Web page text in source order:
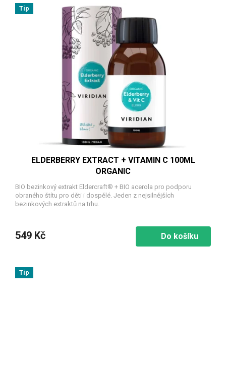
Tip
ELDERBERRY EXTRACT + VITAMIN C 100ML
ORGANIC
BIO bezinkový extrakt Eldercraft® + BIO acerola pro podporu
obraného štítu pro děti i dospělé. Jeden z nejsilnějších
bezinkových extraktů na trhu.
549 Kč Do košíku
Tip